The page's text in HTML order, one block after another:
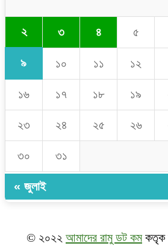
২ ৩ ৪ ৫
৯ ১০ ১১ ১২
১৬ ১৭ ১৮ ১৯
২৩ ২৪ ২৫ ২৬
৩০ ৩১
« জুলাই
© ২০২২ আমাদের রামু ডট কমকতৃক